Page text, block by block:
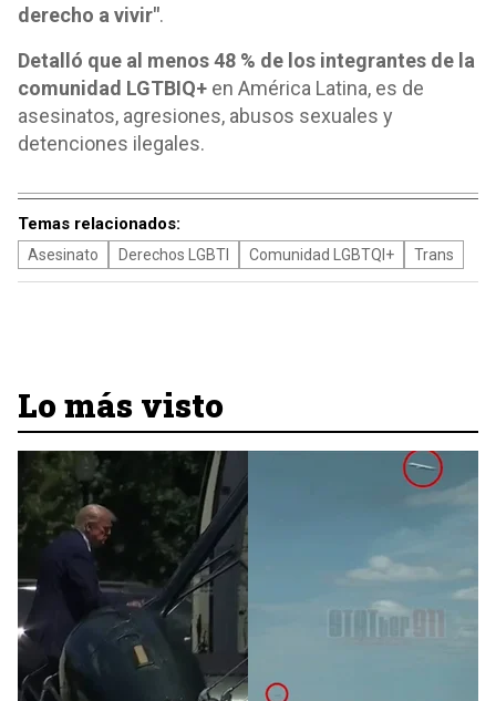
derecho a vivir".
Detalló que al menos 48 % de los integrantes de la
comunidad LGTBIQ+ en América Latina, es de
asesinatos, agresiones, abusos sexuales y
detenciones ilegales.
Temas relacionados:
Asesinato Derechos LGBTI Comunidad LGBTQI+ Trans
Lo más visto